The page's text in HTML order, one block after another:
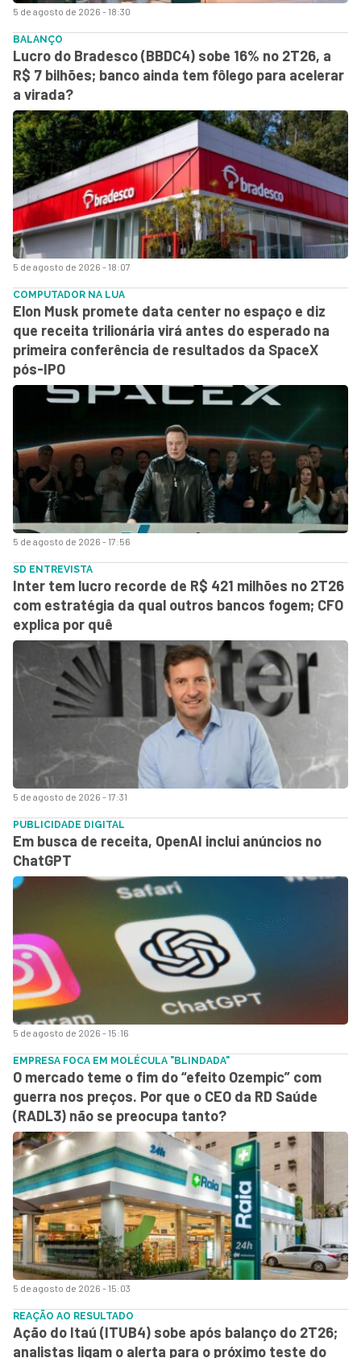
5 de agosto de 2026 - 18:30
5 de agosto de 2026 - 18:07
BALANÇO
Lucro do Bradesco (BBDC4) sobe 16% no 2T26, a
R$ 7 bilhões; banco ainda tem fôlego para acelerar
a virada?
5 de agosto de 2026 - 17:56
COMPUTADOR NA LUA
Elon Musk promete data center no espaço e diz
que receita trilionária virá antes do esperado na
primeira conferência de resultados da SpaceX
pós-IPO
5 de agosto de 2026 - 17:31
SD ENTREVISTA
Inter tem lucro recorde de R$ 421 milhões no 2T26
com estratégia da qual outros bancos fogem; CFO
explica por quê
5 de agosto de 2026 - 15:16
PUBLICIDADE DIGITAL
Em busca de receita, OpenAI inclui anúncios no
ChatGPT
5 de agosto de 2026 - 15:03
EMPRESA FOCA EM MOLÉCULA "BLINDADA"
O mercado teme o fim do “efeito Ozempic” com
guerra nos preços. Por que o CEO da RD Saúde
(RADL3) não se preocupa tanto?
REAÇÃO AO RESULTADO
Ação do Itaú (ITUB4) sobe após balanço do 2T26;
analistas ligam o alerta para o próximo teste do